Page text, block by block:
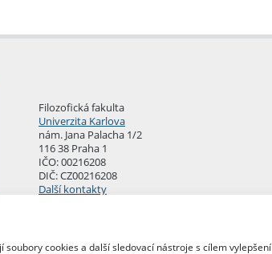
soubory cookies a další sledovací nástroje s cílem vylepšení
Filozofická fakulta
Univerzita Karlova
nám. Jana Palacha 1/2
116 38 Praha 1
IČO: 00216208
DIČ: CZ00216208
Další kontakty